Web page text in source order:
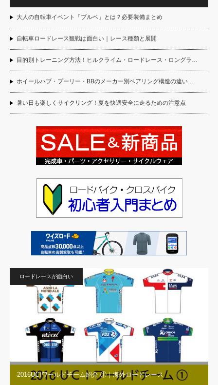
大人の自転車イベント「ブルベ」とは？必要装備まとめ
自転車ロードレース観戦は面白い｜レース種類と展開
目的別トレーニング方法！ヒルクライム・ロードレース・ロングラ…
ホイールハブ・プーリー・BBのメーカー別ベアリング構造の違い…
暑い日も楽しくサイクリング！夏を快適安全に走るための注意点
ロードレースが面白い
2016UCIワールドチーム紹介 ①｜海外ロードレース